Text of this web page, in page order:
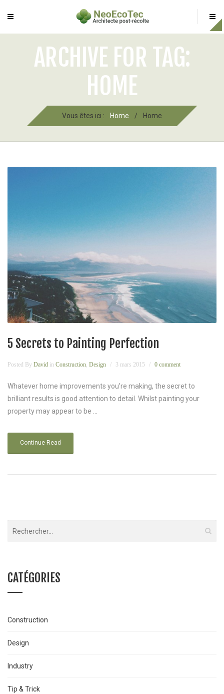
ARCHIVE FOR TAG:
HOME
Vous êtes ici : Home / Home
5 Secrets to Painting Perfection
Posted By David in Construction, Design 3 mars 2015 0 comment
Whatever home improvements you’re making, the secret to
brilliant results is good attention to detail. Whilst painting your
property may appear to be ...
Continue Read
CATÉGORIES
Construction
Design
Industry
Tip & Trick